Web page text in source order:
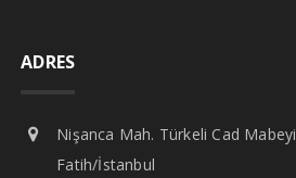
ADRES
Nişanca Mah. Türkeli Cad
Fatih/İstanbul